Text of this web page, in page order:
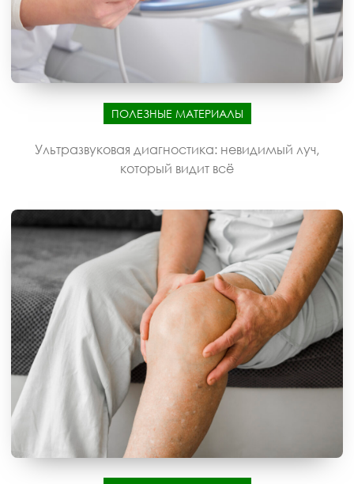
ПОЛЕЗНЫЕ МАТЕРИАЛЫ
Ультразвуковая диагностика: невидимый луч,
который видит всё